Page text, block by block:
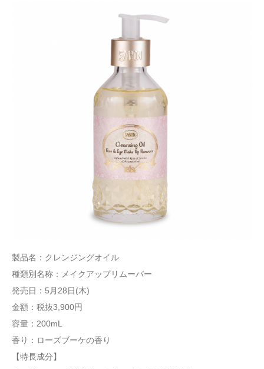
製品名：クレンジングオイル
種類別名称：メイクアップリムーバー
発売日：5月28日(木)
金額：税抜3,900円
容量：200mL
香り：ローズブーケの香り
【特長成分】